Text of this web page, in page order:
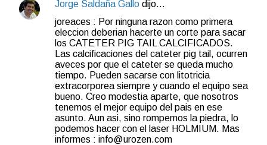
Jorge Saldaña Gallo dijo…
joreaces : Por ninguna razon como primera
eleccion deberian hacerte un corte para sacar
los CATETER PIG TAIL CALCIFICADOS.
Las calcificaciones del cateter pig tail, ocurren
aveces por que el cateter se queda mucho
tiempo. Pueden sacarse con litotricia
extracorporea siempre y cuando el equipo sea
bueno. Creo modestia aparte, que nosotros
tenemos el mejor equipo del pais en ese
asunto. Aun asi, sino rompemos la piedra, lo
podemos hacer con el laser HOLMIUM. Mas
informes : info@urozen.com